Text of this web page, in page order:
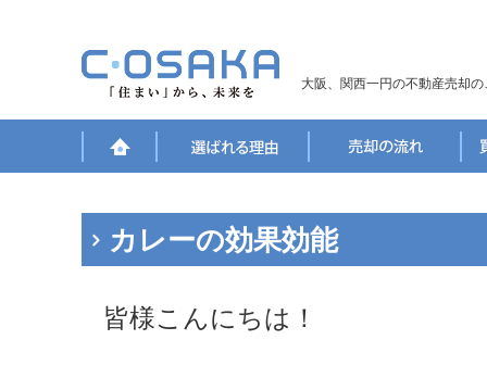
大阪、関西一円の不動産売却
カレーの効果効能
皆様こんにちは！